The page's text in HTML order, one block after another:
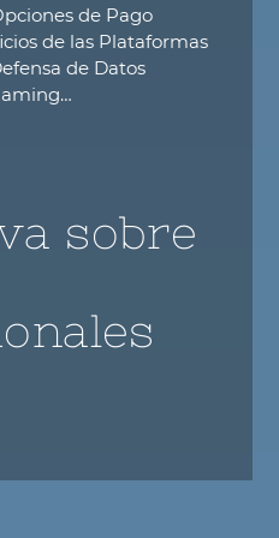
de Pago
de las Plataformas
de Datos
sobre